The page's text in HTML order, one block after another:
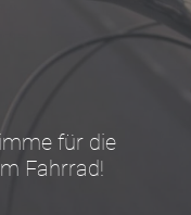
für die
Fahrrad!